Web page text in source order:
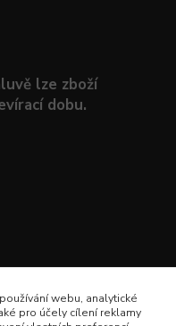
lze zboží
dobu.
webu, analytické
pro účely cílení reklamy